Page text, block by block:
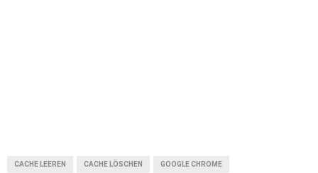
CACHE LEEREN CACHE LÖSCHEN GOOGLE CHROME